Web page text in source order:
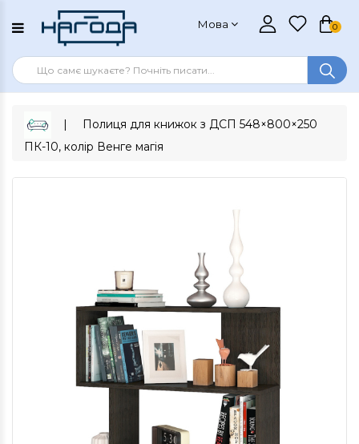
Мова 0
Полиця для книжок з ДСП 548×800×250
ПК-10, колір Венге магія